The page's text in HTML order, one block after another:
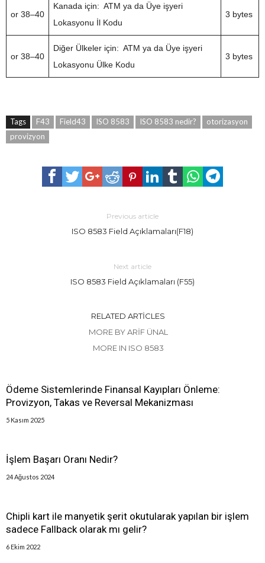
or 38–40
Kanada için: ATM ya da Üye işyeri
Lokasyonu İl Kodu
3 bytes
or 38–40
Diğer Ülkeler için: ATM ya da Üye işyeri
Lokasyonu Ülke Kodu
3 bytes
Tags F43 Field43 ISO 8583 ISO 8583 nedir?
otorizasyon
provizyon
Previous article
ISO 8583 Field Açıklamaları(F18)
Next article
ISO 8583 Field Açıklamaları (F55)
RELATED ARTICLES
MORE BY ARIF ÜNAL
MORE IN ISO 8583
Ödeme Sistemlerinde Finansal Kayıpları Önleme:
Provizyon, Takas ve Reversal Mekanizması
5 Kasım 2025
İşlem Başarı Oranı Nedir?
24 Ağustos 2024
Chipli kart ile manyetik şerit okutularak yapılan bir işlem
sadece Fallback olarak mı gelir?
6 Ekim 2022